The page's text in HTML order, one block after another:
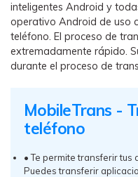
inteligentes Android y
operativo Android de uso
teléfono. El proceso de
extremadamente rápido.
durante el proceso de
󠀰MobileTrans -
teléfono󠀲󠀩󠀡󠀠󠀡󠀢󠀤󠀩󠀳
• Te permite transferir tus
Puedes transferir